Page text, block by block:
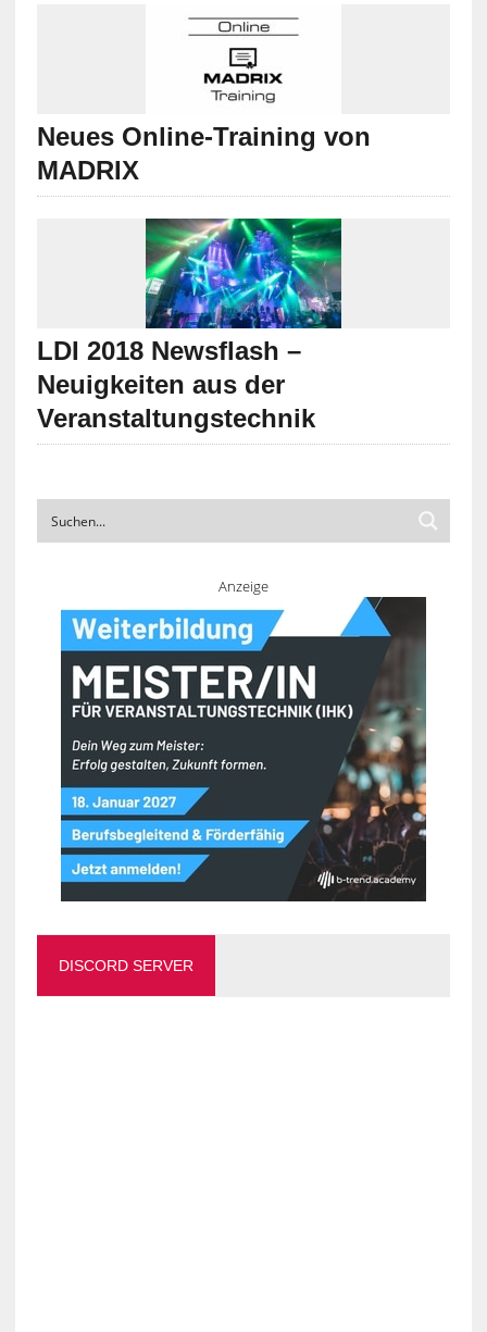
Neues Online-Training von
MADRIX
LDI 2018 Newsflash –
Neuigkeiten aus der
Veranstaltungstechnik
Anzeige
DISCORD SERVER